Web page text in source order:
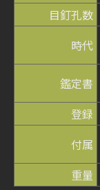
目釘孔数
時代
鑑定書
登録
付属
重量